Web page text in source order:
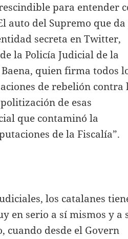
para entender
auto del Supremo que
secreta en Twitter,
la Policía Judicial de la
quien firma todos
de rebelión contra
de esas
que contaminó la
de la Fiscalía”.
los catalanes
en serio a sí mismos y a
cuando desde el Govern